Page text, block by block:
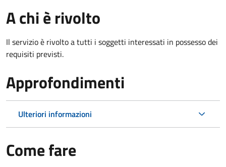
A chi è rivolto
Il servizio è rivolto a tutti i soggetti interessati in possesso dei
requisiti previsti.
Approfondimenti
Ulteriori informazioni
Come fare